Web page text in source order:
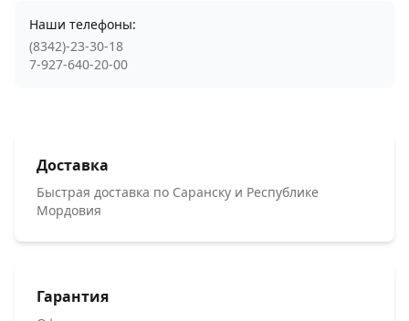
Наши телефоны:
(8342)-23-30-18
7-927-640-20-00
Доставка
Быстрая доставка по Саранску и Республике
Мордовия
Гарантия